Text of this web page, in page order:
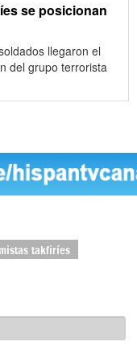
se posicionan
llegaron el
del grupo terrorista
takfiríes